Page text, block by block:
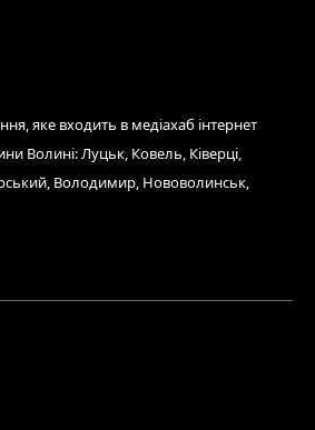
яке входить в медіахаб інтернет
Волині: Луцьк, Ковель, Ківерці,
Володимир, Нововолинськ,